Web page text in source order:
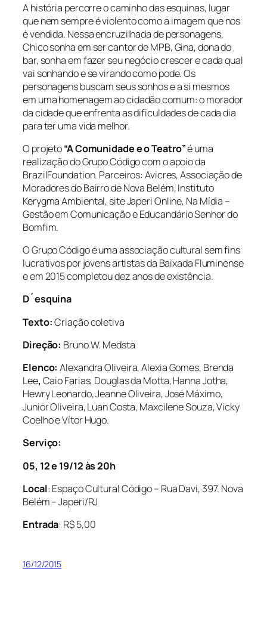
A história percorre o caminho das esquinas, lugar
que nem sempre é violento como a imagem que nos
é vendida. Nessa encruzilhada de personagens,
Chico sonha em ser cantor de MPB, Gina, dona do
bar, sonha em fazer seu negócio crescer e cada qual
vai sonhando e se virando como pode. Os
personagens buscam seus sonhos e a si mesmos
em uma homenagem ao cidadão comum: o morador
da cidade que enfrenta as dificuldades de cada dia
para ter uma vida melhor.
O projeto“A Comunidade e o Teatro”é uma
realização do Grupo Código com o apoio da
BrazilFoundation. Parceiros: Avicres, Associação de
Moradores do Bairro de Nova Belém, Instituto
Kerygma Ambiental, site Japeri Online, Na Mídia –
Gestão em Comunicação e Educandário Senhor do
Bomfim.
O Grupo Código é uma associação cultural sem fins
lucrativos por jovens artistas da Baixada Fluminense
e em 2015 completou dez anos de existência.
D´esquina
Texto:Criação coletiva
Direção: Bruno W. Medsta
Elenco:Alexandra Oliveira, Alexia Gomes, Brenda
Lee, Caio Farias, Douglas da Motta, Hanna Jotha,
Hewry Leonardo, Jeanne Oliveira, José Máximo,
Junior Oliveira, Luan Costa, Maxcilene Souza, Vicky
Coelho e Vítor Hugo.
Serviço:
05, 12 e 19/12 às 20h
Local: Espaço Cultural Código – Rua Davi, 397. Nova
Belém – Japeri/RJ
Entrada: R$ 5,00
16/12/2015